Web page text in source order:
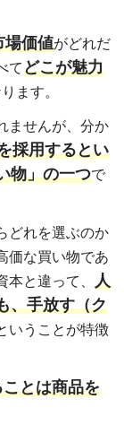
場価値がどれだ
てどこが魅力
ます。
ませんが、分か
採用するとい
物」の一つで
どれを選ぶのか
価な買い物であ
と違って、 人
、手放す（ク
いうことが特徴
とは商品を